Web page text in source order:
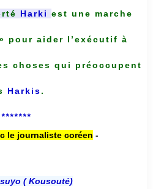
Harki est une marche
pour aider l’exécutif à
choses qui préoccupent
Harkis.
*******
le journaliste coréen -
( Kousouté)